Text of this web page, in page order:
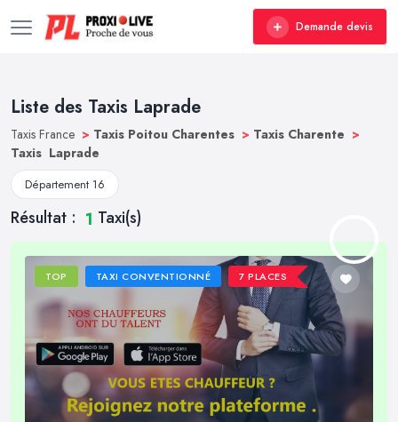
Demande devis
Liste des Taxis Laprade
Taxis France > Taxis Poitou Charentes > Taxis Charente >
Taxis Laprade
Département 16
Résultat : 1 Taxi(s)
TOP TAXI CONVENTIONNÉ 7 PLACES